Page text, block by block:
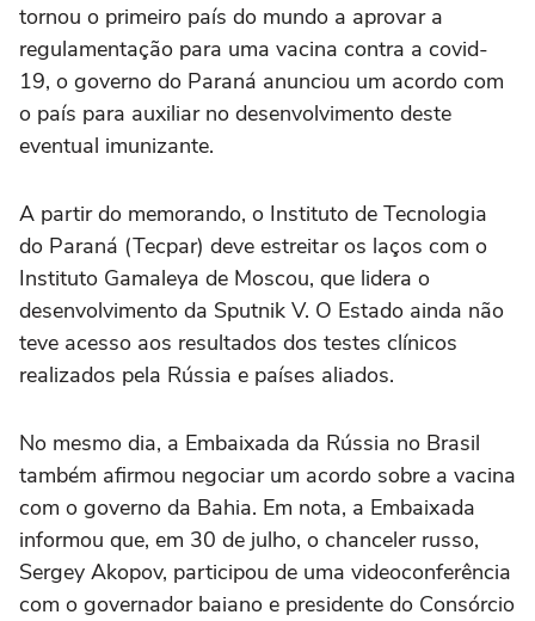
tornou o primeiro país do mundo a aprovar a
regulamentação para uma vacina contra a covid-
19, o governo do Paraná anunciou um acordo com
o país para auxiliar no desenvolvimento deste
eventual imunizante.
A partir do memorando, o Instituto de Tecnologia
do Paraná (Tecpar) deve estreitar os laços com o
Instituto Gamaleya de Moscou, que lidera o
desenvolvimento da Sputnik V. O Estado ainda não
teve acesso aos resultados dos testes clínicos
realizados pela Rússia e países aliados.
No mesmo dia, a Embaixada da Rússia no Brasil
também afirmou negociar um acordo sobre a vacina
com o governo da Bahia. Em nota, a Embaixada
informou que, em 30 de julho, o chanceler russo,
Sergey Akopov, participou de uma videoconferência
com o governador baiano e presidente do Consórcio